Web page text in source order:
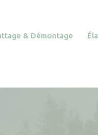
& Démontage